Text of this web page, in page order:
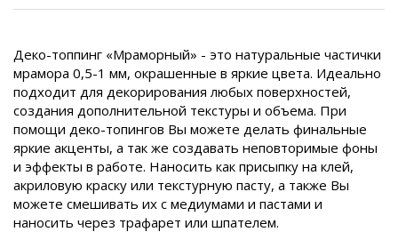
Деко-топпинг «Мраморный» - это натуральные частички
мрамора 0,5-1 мм, окрашенные в яркие цвета. Идеально
подходит для декорирования любых поверхностей,
создания дополнительной текстуры и объема. При
помощи деко-топингов Вы можете делать финальные
яркие акценты, а так же создавать неповторимые фоны
и эффекты в работе. Наносить как присыпку на клей,
акриловую краску или текстурную пасту, а также Вы
можете смешивать их с медиумами и пастами и
наносить через трафарет или шпателем.